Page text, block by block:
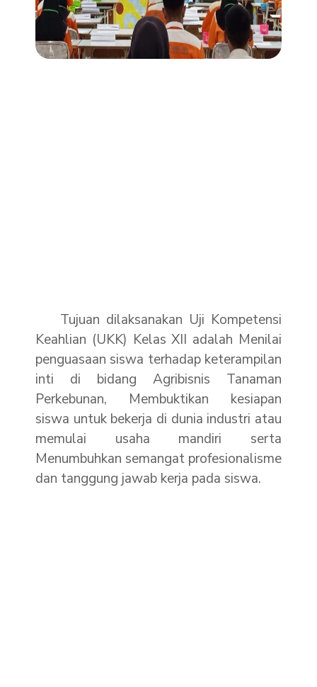
Tujuan dilaksanakan Uji Kompetensi
Keahlian (UKK) Kelas XII adalah Menilai
penguasaan siswa terhadap keterampilan
inti di bidang Agribisnis Tanaman
Perkebunan, Membuktikan kesiapan
siswa untuk bekerja di dunia industri atau
memulai usaha mandiri serta
Menumbuhkan semangat profesionalisme
dan tanggung jawab kerja pada siswa.